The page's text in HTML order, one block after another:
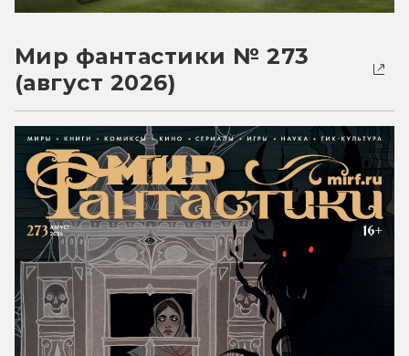
Мир фантастики № 273
(август 2026)